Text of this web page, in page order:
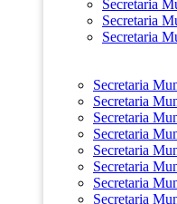
Secretaria
Secretaria
Secretaria
Secretaria
Secretaria
Secretaria
Secretaria
Secretaria
Secretaria
Secretaria
Secretaria